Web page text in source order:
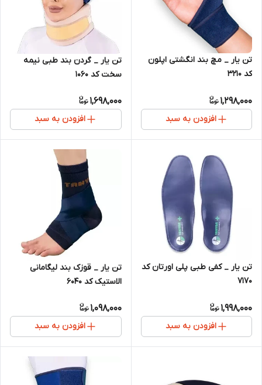
تن یار _ مچ بند انگشتی اپلون
کد 3210
1,298,000
افزودن به سبد
تن یار _ گردن بند طبی نیمه
سخت کد 1060
1,698,000
افزودن به سبد
تن یار _ کفی طبی پلی اورتان کد
7170
1,998,000
افزودن به سبد
تن یار _ قوزک بند لیگامانی
الاستیک کد 6040
1,098,000
افزودن به سبد